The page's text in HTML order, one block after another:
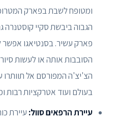
ומטופח לשבת בפארק
הגבוה ביבשת סקיי קוסטנרה
פארק עשיר. בסנטיאגו אפשר
הסובבות אותה או לעשות
הצ'יצ'ה המפורסם אל תוותרו
בעולם ועוד אטרקציות רבות
עיירת הרפאים סוול: